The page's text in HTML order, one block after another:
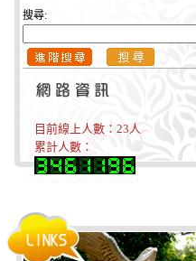
搜尋:
目前線上人數： 23人
累計人數：